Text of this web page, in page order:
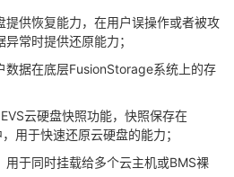
提供恢复能力，在用户误操作或者被攻
常时提供还原能力；
数据在底层FusionStorage系统上的存
EVS云硬盘快照功能，快照保存在
用于快速还原云硬盘的能力；
用于同时挂载给多个云主机或BMS裸